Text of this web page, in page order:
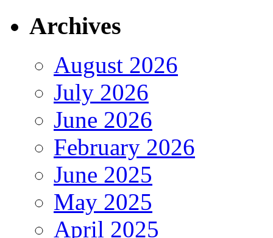
Archives
August 2026
July 2026
June 2026
February 2026
June 2025
May 2025
April 2025